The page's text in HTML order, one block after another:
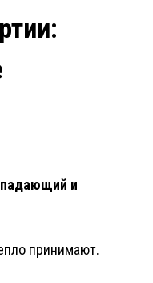
падающий и
принимают.